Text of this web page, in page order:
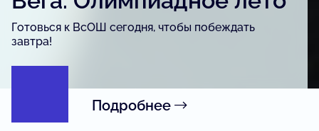
Для детей и подростков, одарённых в сфере
изобразительного искусства, урбанистики и
журналистики.
Подробнее